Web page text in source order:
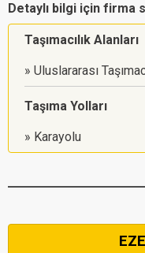
Detaylı bilgi için firma
Taşımacılık Alanları
Uluslararası
Taşıma Yolları
Karayolu